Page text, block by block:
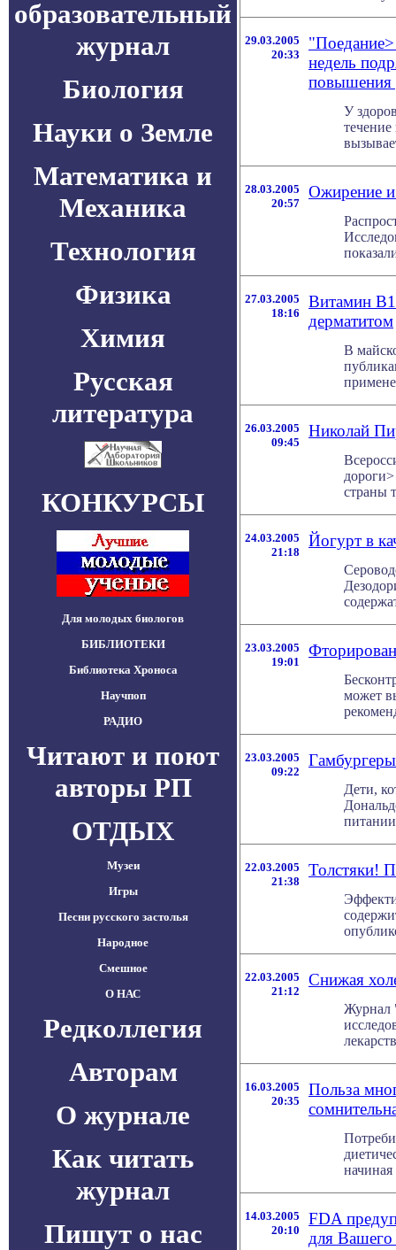
образовательный
журнал
Биология
Науки о Земле
Математика и
Механика
Технология
Физика
Химия
Русская
литература
КОНКУРСЫ
Для молодых биологов
БИБЛИОТЕКИ
Библиотека Хроноса
Научпоп
РАДИО
Читают и поют
авторы РП
ОТДЫХ
Музеи
Игры
Песни русского застолья
Народное
Смешное
О НАС
Редколлегия
Авторам
О журнале
Как читать
журнал
Пишут о нас
29.03.2005
20:33
недель
повышения
У
28.03.2005
20:57
Ожирение и
27.03.2005
18:16
Витамин
дерматитом
В
26.03.2005
09:45
Николай
страны
24.03.2005
21:18
Йогурт в
23.03.2005
19:01
может
23.03.2005
09:22
Дети,
22.03.2005
21:38
Толстяки!
22.03.2005
21:12
Снижая
Журнал
16.03.2005
20:35
Польза
14.03.2005
20:10
FDA
для Вашего